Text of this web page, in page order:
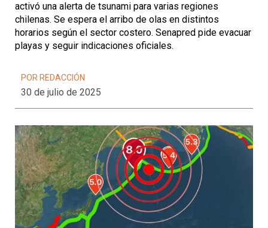
activó una alerta de tsunami para varias regiones
chilenas. Se espera el arribo de olas en distintos
horarios según el sector costero. Senapred pide evacuar
playas y seguir indicaciones oficiales.
POR REDACCIÓN
30 de julio de 2025